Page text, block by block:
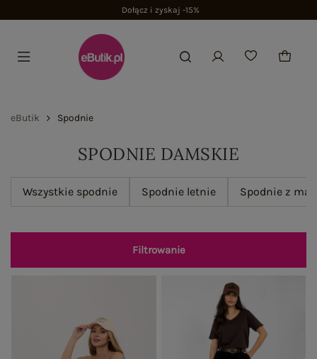
Dołącz i zyskaj -15%
eButik Spodnie
SPODNIE DAMSKIE
Wszystkie spodnie Spodnie letnie Spodnie z
Filtrowanie